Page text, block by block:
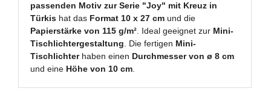
passenden Motiv zur Serie "Joy" mit Kreuz in
Türkis hat das Format 10 x 27 cm und die
Papierstärke von 115 g/m². Ideal geeignet zur Mini-
Tischlichtergestaltung. Die fertigen Mini-
Tischlichterhaben einen Durchmesser von ø 8 cm
und eine Höhe von 10 cm.